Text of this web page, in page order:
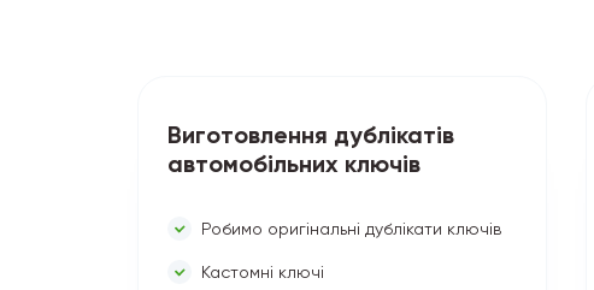
Виготовлення дублікатів
автомобільних ключів
Робимо оригінальні дублікати ключів
Кастомні ключі